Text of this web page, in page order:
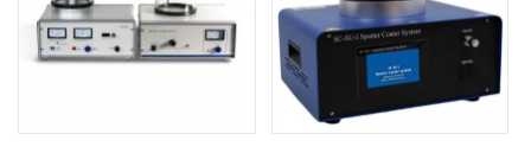
Materialwissenschaft